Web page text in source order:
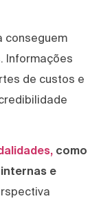
conseguem
Informações
de custos e
como
e